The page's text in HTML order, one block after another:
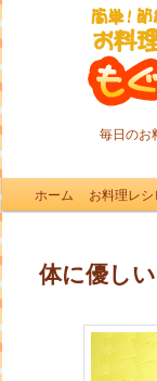
毎日のお
メインメニュー
メインコンテンツ
サブコンテンツへ
ホーム お料理レ
体に優し